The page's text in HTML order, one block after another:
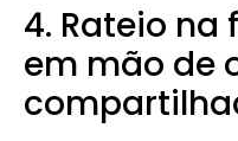
4. Rateio na
em mão de